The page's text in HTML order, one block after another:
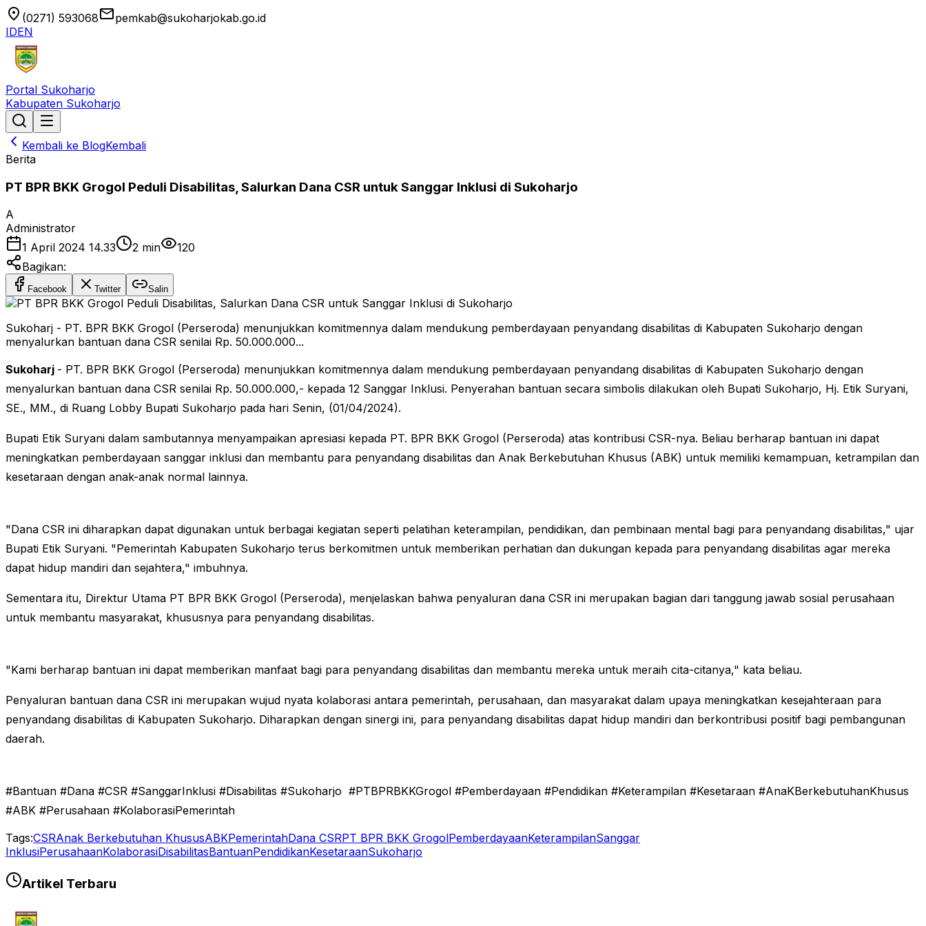
location_on (0271) 593068emailpemkab@sukoharjokab.go.id
IDEN
Portal Sukoharjo
Kabupaten Sukoharjo
Kembali ke BlogKembali
Berita
PT BPR BKK Grogol Peduli Disabilitas, Salurkan Dana CSR untuk Sanggar Inklusi di Sukoharjo
A
Administrator
1 April 2024 14.33
2 min
120
Bagikan:
Facebook Twitter Salin
Sukoharj - PT. BPR BKK Grogol (Perseroda) menunjukkan komitmennya dalam mendukung pemberdayaan penyandang disabilitas di Kabupaten Sukoharjo dengan
menyalurkan bantuan dana CSR senilai Rp. 50.000.000...
Sukoharj - PT. BPR BKK Grogol (Perseroda) menunjukkan komitmennya dalam mendukung pemberdayaan penyandang disabilitas di Kabupaten Sukoharjo dengan
menyalurkan bantuan dana CSR senilai Rp. 50.000.000,- kepada 12 Sanggar Inklusi. Penyerahan bantuan secara simbolis dilakukan oleh Bupati Sukoharjo, Hj. Etik Suryani,
SE., MM., di Ruang Lobby Bupati Sukoharjo pada hari Senin, (01/04/2024).
Bupati Etik Suryani dalam sambutannya menyampaikan apresiasi kepada PT. BPR BKK Grogol (Perseroda) atas kontribusi CSR-nya. Beliau berharap bantuan ini dapat
meningkatkan pemberdayaan sanggar inklusi dan membantu para penyandang disabilitas dan Anak Berkebutuhan Khusus (ABK) untuk memiliki kemampuan, ketrampilan dan
kesetaraan dengan anak-anak normal lainnya.
"Dana CSR ini diharapkan dapat digunakan untuk berbagai kegiatan seperti pelatihan keterampilan, pendidikan, dan pembinaan mental bagi para penyandang disabilitas," ujar
Bupati Etik Suryani. "Pemerintah Kabupaten Sukoharjo terus berkomitmen untuk memberikan perhatian dan dukungan kepada para penyandang disabilitas agar mereka
dapat hidup mandiri dan sejahtera," imbuhnya.
Sementara itu, Direktur Utama PT BPR BKK Grogol (Perseroda), menjelaskan bahwa penyaluran dana CSR ini merupakan bagian dari tanggung jawab sosial perusahaan
untuk membantu masyarakat, khususnya para penyandang disabilitas.
"Kami berharap bantuan ini dapat memberikan manfaat bagi para penyandang disabilitas dan membantu mereka untuk meraih cita-citanya," kata beliau.
Penyaluran bantuan dana CSR ini merupakan wujud nyata kolaborasi antara pemerintah, perusahaan, dan masyarakat dalam upaya meningkatkan kesejahteraan para
penyandang disabilitas di Kabupaten Sukoharjo. Diharapkan dengan sinergi ini, para penyandang disabilitas dapat hidup mandiri dan berkontribusi positif bagi pembangunan
daerah.
#Bantuan #Dana #CSR #SanggarInklusi #Disabilitas #Sukoharjo #PTBPRBKKGrogol #Pemberdayaan #Pendidikan #Keterampilan #Kesetaraan #AnaKBerkebutuhanKhusus
#ABK #Perusahaan #KolaborasiPemerintah
Tags:CSRAnak Berkebutuhan KhususABKPemerintahDana CSRPT BPR BKK GrogolPemberdayaanKeterampilanSanggar
InklusiPerusahaanKolaborasiDisabilitasBantuanPendidikanKesetaraanSukoharjo
Artikel Terbaru